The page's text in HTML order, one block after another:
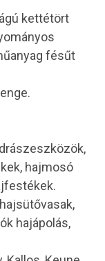
kettétört
fésűt
hajmosó
hajápolás,